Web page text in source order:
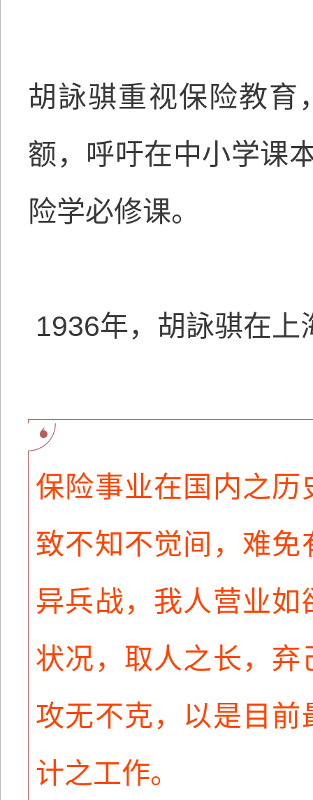
胡詠骐重视保险教育
额，呼吁在中小学课
险学必修课。
1936年，胡詠骐在
保险事业在国内之
致不知不觉间，难
异兵战，我人营业
状况，取人之长，
攻无不克，以是目
计之工作。